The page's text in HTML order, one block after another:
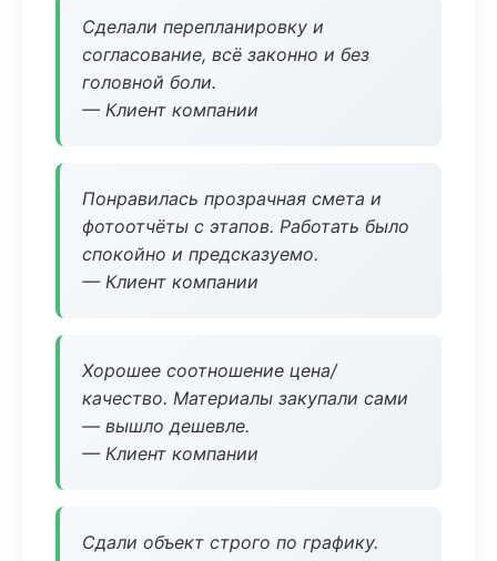
Сделали перепланировку и
согласование, всё законно и без
головной боли.
— Клиент компании
Понравилась прозрачная смета и
фотоотчёты с этапов. Работать было
спокойно и предсказуемо.
— Клиент компании
Хорошее соотношение цена/
качество. Материалы закупали сами
— вышло дешевле.
— Клиент компании
Сдали объект строго по графику.